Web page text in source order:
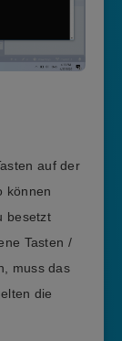
auf der
können
besetzt
Tasten /
muss das
die